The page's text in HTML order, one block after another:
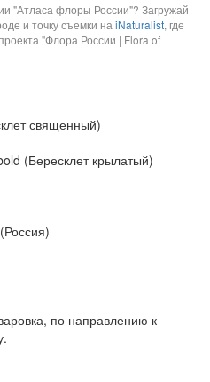
"Атласа флоры России"? Загружай
и точку съемки на iNaturalist, где
"Флора России | Flora of
священный)
(Бересклет крылатый)
по направлению к